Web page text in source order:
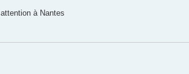
à Nantes